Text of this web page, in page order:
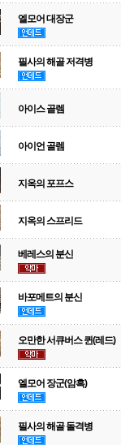
엘모어 대장군
필사의 해골 저격병
아이스 골렘
아이언 골렘
지옥의 포프스
지옥의 스프리드
베레스의 분신
바포메트의 분신
오만한 서큐버스 퀸(레드)
엘모어 장군(암흑)
필사의 해골 돌격병